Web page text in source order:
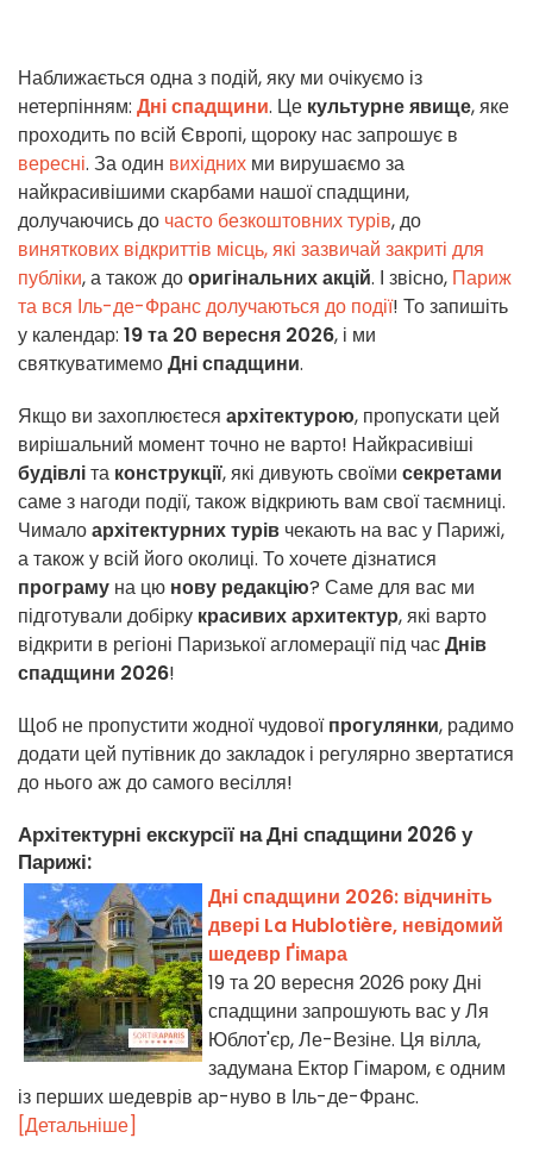
Наближається одна з подій, яку ми очікуємо із
нетерпінням: Дні спадщини. Це культурне явище, яке
проходить по всій Європі, щороку нас запрошує в
вересні. За один вихідних ми вирушаємо за
найкрасивішими скарбами нашої спадщини,
долучаючись до часто безкоштовних турів, до
виняткових відкриттів місць, які зазвичай закриті для
публіки, а також дооригінальних акцій. І звісно, Париж
та вся Іль-де-Франс долучаються до події! То запишіть
у календар: 19 та 20 вересня 2026, і ми
святкуватимемоДні спадщини.
Якщо ви захоплюєтеся архітектурою, пропускати цей
вирішальний момент точно не варто! Найкрасивіші
будівліта конструкції, які дивують своїми секретами
саме з нагоди події, також відкриють вам свої таємниці.
Чималоархітектурних турів чекають на вас у Парижі,
а також у всій його околиці. То хочете дізнатися
програму на цю нову редакцію? Саме для вас ми
підготували добірку красивих архитектур, які варто
відкрити в регіоні Паризької агломерації під часДнів
спадщини 2026!
Щоб не пропустити жодної чудовоїпрогулянки, радимо
додати цей путівник до закладок і регулярно звертатися
до нього аж до самого весілля!
Архітектурні екскурсії на Дні спадщини 2026 у
Парижі:
Дні спадщини 2026: відчиніть
двері La Hublotière, невідомий
шедевр Ґімара
19 та 20 вересня 2026 року Дні
спадщини запрошують вас у Ля
Юблот'єр, Ле-Везіне. Ця вілла,
задумана Ектор Гімаром, є одним
із перших шедеврів ар-нуво в Іль-де-Франс.
[Детальніше]